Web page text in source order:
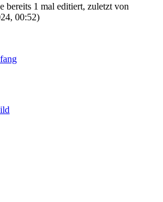
bereits 1 mal editiert, zuletzt von
00:52)